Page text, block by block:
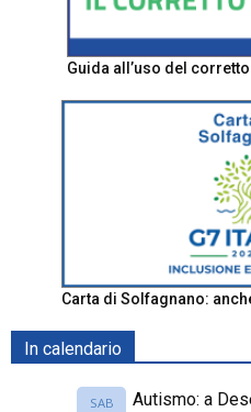
Guida all’uso del
Carta di Solfagnano:
In calendario
SAB
Autismo: a